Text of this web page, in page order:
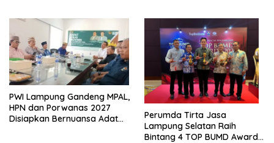
PWI Lampung Gandeng MPAL,
HPN dan Porwanas 2027
Disiapkan Bernuansa Adat
Perumda Tirta Jasa
Lampung Selatan Raih
Bintang 4 TOP BUMD Awards